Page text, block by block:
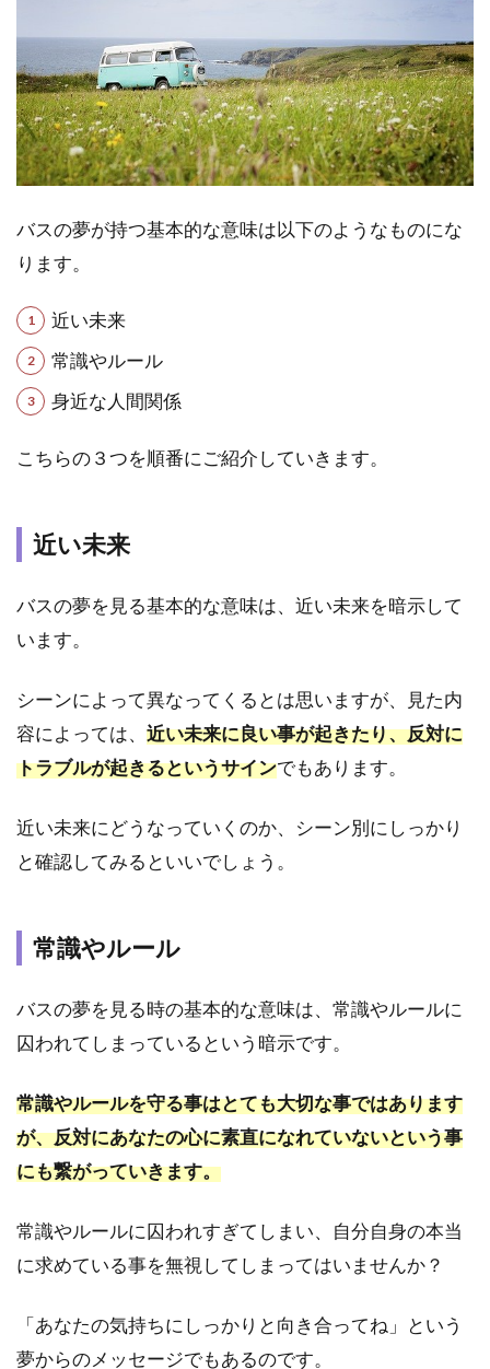
1.2
常識
やル
ール
1.3
身近
間関
係
バス
の夢
が示
ピリ
アル
なメ
2
況・
行動
別】
の夢
すメ
ッセ
2.1
夢占
い｜
る夢
は？
2.2
い｜
バス
を降
りる
は？
い｜
バス
バスの夢が持つ基本的な意味は以下のようなものにな
ります。
近い未来
常識やルール
身近な人間関係
こちらの３つを順番にご紹介していきます。
近い未来
バスの夢を見る基本的な意味は、近い未来を暗示して
います。
シーンによって異なってくるとは思いますが、見た内
容によっては、 近い未来に良い事が起きたり、反対に
トラブルが起きるというサインでもあります。
近い未来にどうなっていくのか、シーン別にしっかり
と確認してみるといいでしょう。
常識やルール
バスの夢を見る時の基本的な意味は、常識やルールに
囚われてしまっているという暗示です。
常識やルールを守る事はとても大切な事ではあります
が、反対にあなたの心に素直になれていないという事
にも繋がっていきます。
常識やルールに囚われすぎてしまい、自分自身の本当
に求めている事を無視してしまってはいませんか？
「あなたの気持ちにしっかりと向き合ってね」という
夢からのメッセージでもあるのです。